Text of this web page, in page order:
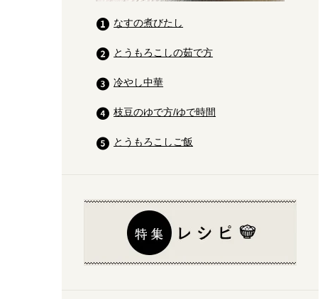
なすの煮びたし
とうもろこしの茹で方
冷やし中華
枝豆のゆで方/ゆで時間
とうもろこしご飯